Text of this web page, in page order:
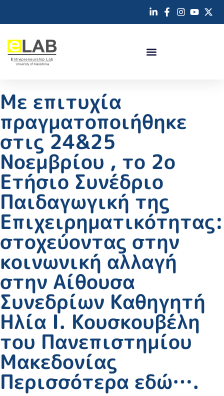
Με επιτυχία
πραγματοποιήθηκε
στις 24&25
Νοεμβρίου , το 2o
Ετήσιο Συνέδριο
Παιδαγωγική της
Επιχειρηματικότητας:
στοχεύοντας στην
κοινωνική αλλαγή
στην Αίθουσα
Συνεδρίων Καθηγητή
Ηλία Ι. Κουσκουβέλη
του Πανεπιστημίου
Μακεδονίας
Περισσότερα εδώ….